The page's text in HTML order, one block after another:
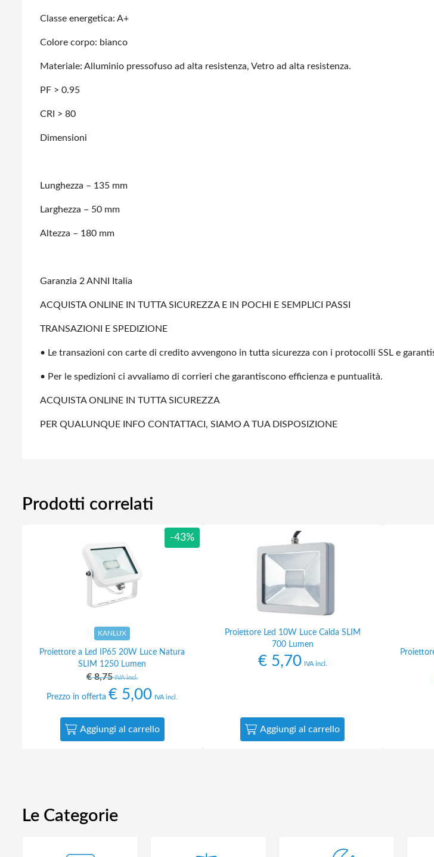
Classe energetica: A+
Colore corpo: bianco
Materiale: Alluminio pressofuso ad alta resistenza, Vetro ad alta resistenza.
PF > 0.95
CRI > 80
Dimensioni
Lunghezza – 135 mm
Larghezza – 50 mm
Altezza – 180 mm
Garanzia 2 ANNI Italia
ACQUISTA ONLINE IN TUTTA SICUREZZA E IN POCHI E SEMPLICI PASSI
TRANSAZIONI E SPEDIZIONE
• Le transazioni con carte di credito avvengono in tutta sicurezza con i protocolli SSL e
• Per le spedizioni ci avvaliamo di corrieri che garantiscono efficienza e puntualità.
ACQUISTA ONLINE IN TUTTA SICUREZZA
PER QUALUNQUE INFO CONTATTACI, SIAMO A TUA DISPOSIZIONE
Prodotti correlati
-43%
KANLUX
Proiettore a Led IP65 20W Luce Natura
SLIM 1250 Lumen
€8,75 IVA incl.
Prezzo in offerta€ 5,00 IVA incl.
Aggiungi al carrello
Proiettore Led 10W Luce Calda SLIM
700 Lumen
€5,70 IVA incl.
Aggiungi al carrello
Le Categorie